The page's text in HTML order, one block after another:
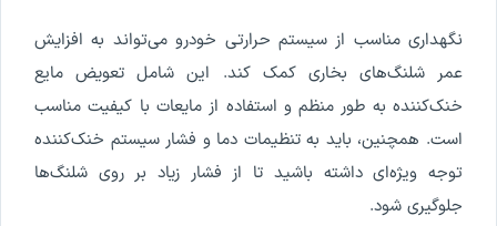
نگهداری مناسب از سیستم حرارتی خودرو می‌تواند به افزایش
عمر شلنگ‌های بخاری کمک کند. این شامل تعویض مایع
خنک‌کننده به طور منظم و استفاده از مایعات با کیفیت مناسب
است. همچنین، باید به تنظیمات دما و فشار سیستم خنک‌کننده
توجه ویژه‌ای داشته باشید تا از فشار زیاد بر روی شلنگ‌ها
جلوگیری شود.